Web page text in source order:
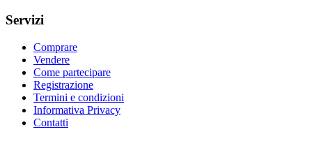
Servizi
Comprare
Vendere
Come partecipare
Registrazione
Termini e condizioni
Informativa Privacy
Contatti